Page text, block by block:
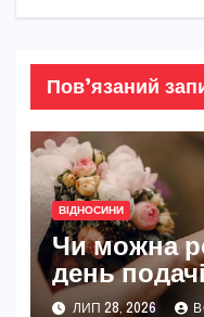
Пов’язаний
ВІДНОСИНИ
Чи можна
день
ЛИП 28, 2026